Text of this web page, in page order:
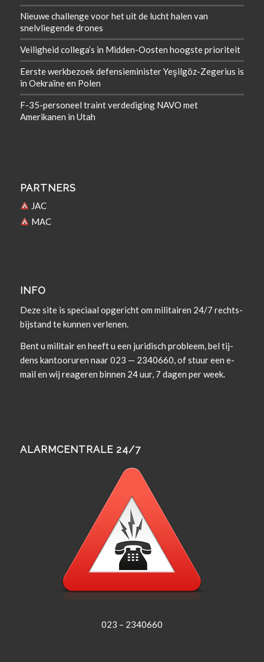
Nieuwe challenge voor het uit de lucht halen van
snelvliegende drones
Veiligheid collega’s in Midden-Oosten hoogste prioriteit
Eerste werkbezoek defensieminister Yeşilgöz-Zegerius is
in Oekraïne en Polen
F-35-personeel traint verdediging NAVO met
Amerikanen in Utah
PARTNERS
JAC
MAC
INFO
Deze site is spe­ci­aal opgericht om militairen 24/7 rechts­
bi­j­s­tand te kun­nen verlenen.
Bent u militair en heeft u een juridisch prob­leem, bel tij­
dens kan­tooruren naar 023 — 2340660, of stuur een e-
mail en wij rea­geren bin­nen 24 uur, 7 dagen per week.
ALARMCENTRALE 24/7
023 – 2340660